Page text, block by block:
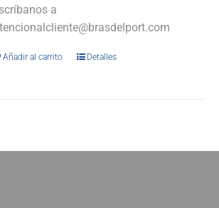
a
Añadir al carrito Detalles